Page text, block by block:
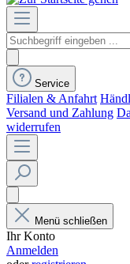
Service
Filialen & Anfahrt
Versand und Zahlung
widerrufen
Menü schließen
Ihr Konto
Anmelden